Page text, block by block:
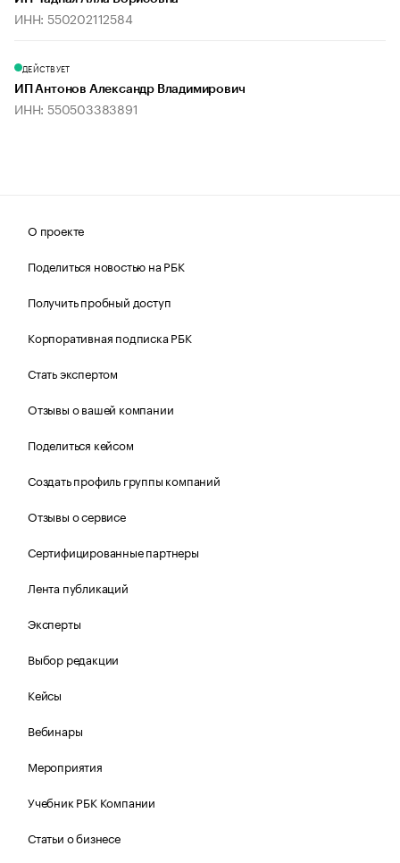
ИНН: 550202112584
ДЕЙСТВУЕТ
ИП Антонов Александр Владимирович
ИНН: 550503383891
О проекте
Поделиться новостью на РБК
Получить пробный доступ
Корпоративная подписка РБК
Стать экспертом
Отзывы о вашей компании
Поделиться кейсом
Создать профиль группы компаний
Отзывы о сервисе
Сертифицированные партнеры
Лента публикаций
Эксперты
Выбор редакции
Кейсы
Вебинары
Мероприятия
Учебник РБК Компании
Статьи о бизнесе